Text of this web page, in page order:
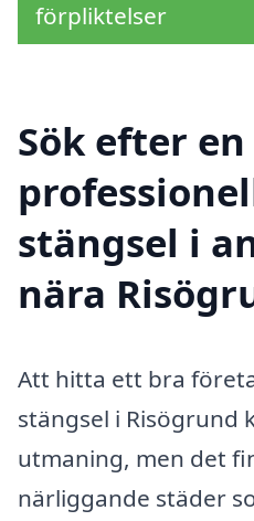
förpliktelser
Sök efter en
stängsel i
nära
Att hitta ett bra
stängsel i Risögrund
utmaning, men det
närliggande städer